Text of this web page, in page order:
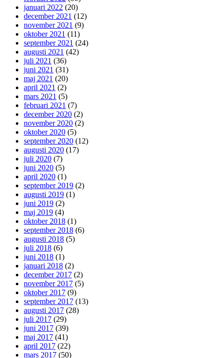
januari 2022 (20)
december 2021 (12)
november 2021 (9)
oktober 2021 (11)
september 2021 (24)
augusti 2021 (42)
juli 2021 (36)
juni 2021 (31)
maj 2021 (20)
april 2021 (2)
mars 2021 (5)
februari 2021 (7)
december 2020 (2)
november 2020 (2)
oktober 2020 (5)
september 2020 (12)
augusti 2020 (17)
juli 2020 (7)
juni 2020 (5)
april 2020 (1)
september 2019 (2)
augusti 2019 (1)
juni 2019 (2)
maj 2019 (4)
oktober 2018 (1)
september 2018 (6)
augusti 2018 (5)
juli 2018 (6)
juni 2018 (1)
januari 2018 (2)
december 2017 (2)
november 2017 (5)
oktober 2017 (9)
september 2017 (13)
augusti 2017 (28)
juli 2017 (29)
juni 2017 (39)
maj 2017 (41)
april 2017 (22)
mars 2017 (50)